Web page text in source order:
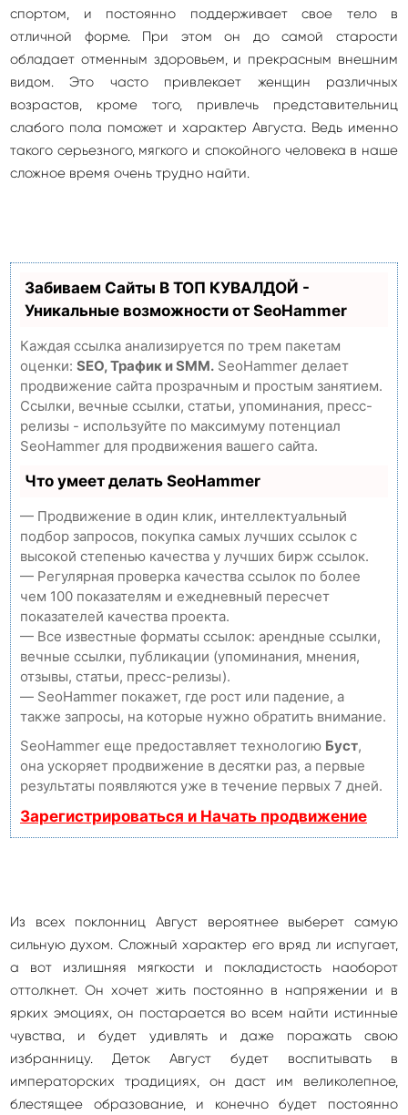
спортом, и постоянно поддерживает свое тело в
отличной форме. При этом он до самой старости
обладает отменным здоровьем, и прекрасным внешним
видом. Это часто привлекает женщин различных
возрастов, кроме того, привлечь представительниц
слабого пола поможет и характер Августа. Ведь именно
такого серьезного, мягкого и спокойного человека в наше
сложное время очень трудно найти.
Забиваем Сайты В ТОП КУВАЛДОЙ -
Уникальные возможности от SeoHammer
Каждая ссылка анализируется по трем пакетам
оценки: SEO, Трафик и SMM. SeoHammer делает
продвижение сайта прозрачным и простым занятием.
Ссылки, вечные ссылки, статьи, упоминания, пресс-
релизы - используйте по максимуму потенциал
SeoHammer для продвижения вашего сайта.
Что умеет делать SeoHammer
— Продвижение в один клик, интеллектуальный
подбор запросов, покупка самых лучших ссылок с
высокой степенью качества у лучших бирж ссылок.
— Регулярная проверка качества ссылок по более
чем 100 показателям и ежедневный пересчет
показателей качества проекта.
— Все известные форматы ссылок: арендные ссылки,
вечные ссылки, публикации (упоминания, мнения,
отзывы, статьи, пресс-релизы).
— SeoHammer покажет, где рост или падение, а
также запросы, на которые нужно обратить внимание.
SeoHammer еще предоставляет технологию Буст,
она ускоряет продвижение в десятки раз, а первые
результаты появляются уже в течение первых 7 дней.
Зарегистрироваться и Начать продвижение
Из всех поклонниц Август вероятнее выберет самую
сильную духом. Сложный характер его вряд ли испугает,
а вот излишняя мягкости и покладистость наоборот
оттолкнет. Он хочет жить постоянно в напряжении и в
ярких эмоциях, он постарается во всем найти истинные
чувства, и будет удивлять и даже поражать свою
избранницу. Деток Август будет воспитывать в
императорских традициях, он даст им великолепное,
блестящее образование, и конечно будет постоянно